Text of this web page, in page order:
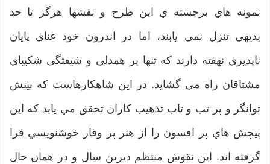
نمونه هاي برجسته ي اين طرح و نقشها هرگز تا حد
بديهي تنزل نمي يابند، اما در اندرون خود غناي پايان
ناپذيري نهفته دارند كه تنها بر همدلي و شيفتگی شكیباي
مشتاقان راه مي گشايد. در اين شاهكارهاست كه بينش
توانگر و پر تب و تاب تذهيب كاران تحقق مي یابد كه اين
پيچش هاي پر افسون را از هنر پر وقار خوشنويسي فرا
گرفته اند. اين نقوش منتظم ديرين سال و در همان حال